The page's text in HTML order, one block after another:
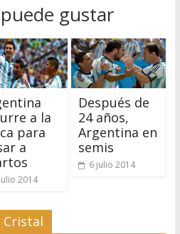
gustar
a la
para
a
2014
Después de
24 años,
Argentina en
semis
6 julio 2014
Cristal